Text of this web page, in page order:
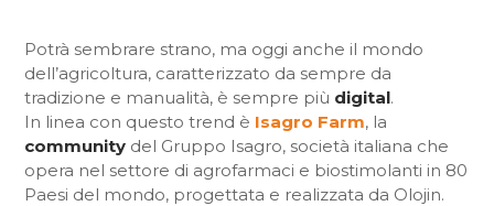
Potrà sembrare strano, ma oggi anche il mondo
dell’agricoltura, caratterizzato da sempre da
tradizione e manualità, è sempre più digital.
In linea con questo trend è Isagro Farm, la
communitydel Gruppo Isagro, società italiana che
opera nel settore di agrofarmaci e biostimolanti in 80
Paesi del mondo, progettata e realizzata da Olojin.